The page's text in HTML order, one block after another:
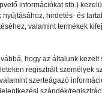
információkat stb.)
nyújtásához, hirdetés- és
valamint termékek
hogy az általunk kezelt
regisztrált személyek
szerteágazó
szándék/
2022.07.21.
az